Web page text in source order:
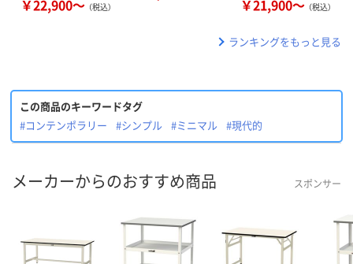
￥22,900～ （税込） ￥21,900～ （税込）
ランキングをもっと見る
この商品のキーワードタグ
#コンテンポラリー
#シンプル #ミニマル #現代的
メーカーからのおすすめ商品 スポンサー